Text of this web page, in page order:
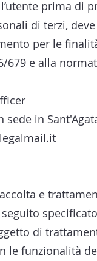
prima di
di terzi,
per le
679 e alla
in
e
di
le funzionalità